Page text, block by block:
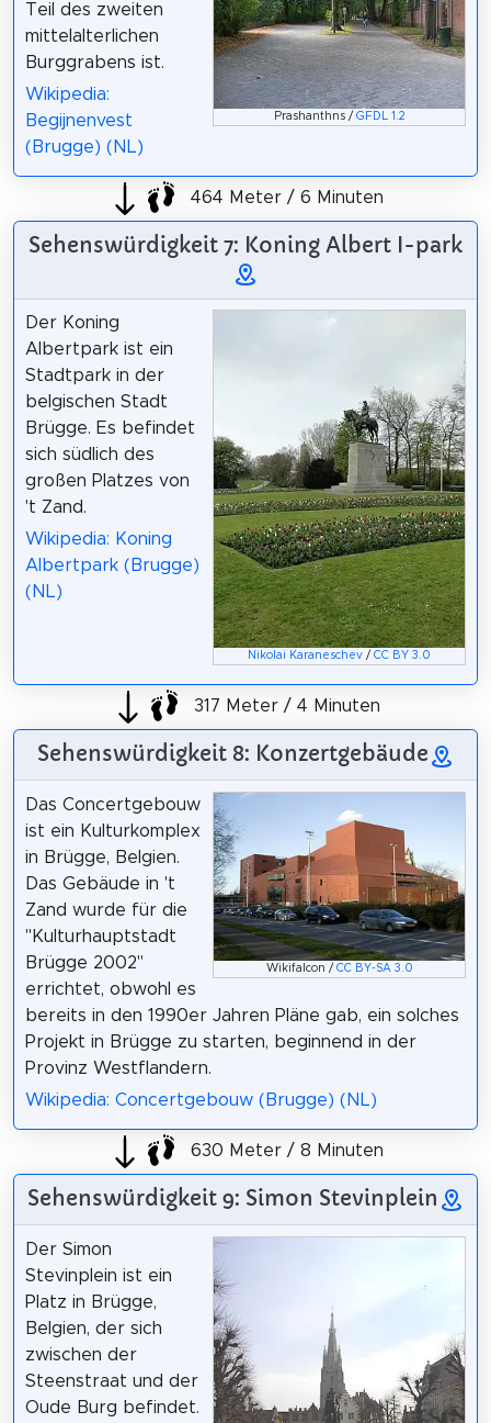
Prashanthns / GFDL 1.2
Teil des zweiten
mittelalterlichen
Burggrabens ist.
Wikipedia:
Begijnenvest
(Brugge) (NL)
464 Meter / 6 Minuten
Sehenswürdigkeit 7: Koning Albert I-park
Nikolai Karaneschev /CC BY 3.0
Der Koning
Albertpark ist ein
Stadtpark in der
belgischen Stadt
Brügge. Es befindet
sich südlich des
großen Platzes von
't Zand.
Wikipedia: Koning
Albertpark (Brugge)
(NL)
317 Meter / 4 Minuten
Sehenswürdigkeit 8: Konzertgebäude
Wikifalcon / CC BY-SA 3.0
Das Concertgebouw
ist ein Kulturkomplex
in Brügge, Belgien.
Das Gebäude in 't
Zand wurde für die
"Kulturhauptstadt
Brügge 2002"
errichtet, obwohl es
bereits in den 1990er Jahren Pläne gab, ein solches
Projekt in Brügge zu starten, beginnend in der
Provinz Westflandern.
Wikipedia: Concertgebouw (Brugge) (NL)
630 Meter / 8 Minuten
Sehenswürdigkeit 9: Simon Stevinplein
Der Simon
Stevinplein ist ein
Platz in Brügge,
Belgien, der sich
zwischen der
Steenstraat und der
Oude Burg befindet.